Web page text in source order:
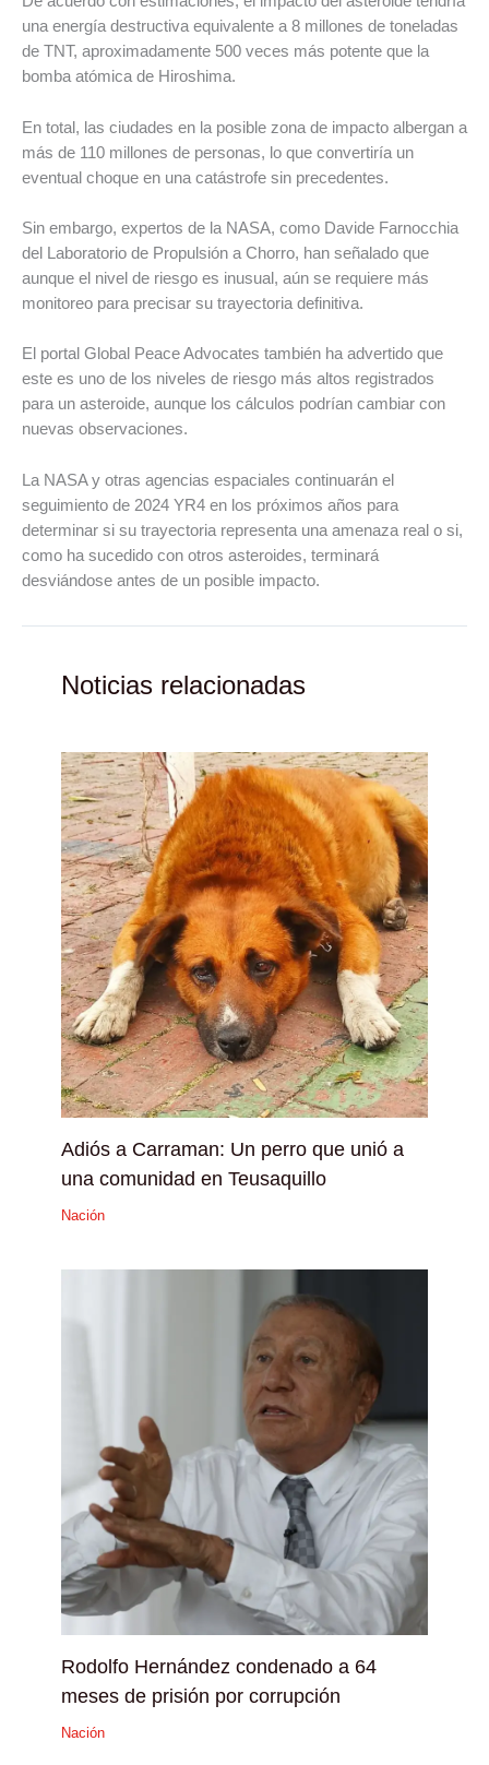
una energía destructiva equivalente a 8 millones de toneladas
de TNT, aproximadamente 500 veces más potente que la
bomba atómica de Hiroshima.
En total, las ciudades en la posible zona de impacto albergan a
más de 110 millones de personas, lo que convertiría un
eventual choque en una catástrofe sin precedentes.
Sin embargo, expertos de la NASA, como Davide Farnocchia
del Laboratorio de Propulsión a Chorro, han señalado que
aunque el nivel de riesgo es inusual, aún se requiere más
monitoreo para precisar su trayectoria definitiva.
El portal Global Peace Advocates también ha advertido que
este es uno de los niveles de riesgo más altos registrados
para un asteroide, aunque los cálculos podrían cambiar con
nuevas observaciones.
La NASA y otras agencias espaciales continuarán el
seguimiento de 2024 YR4 en los próximos años para
determinar si su trayectoria representa una amenaza real o si,
como ha sucedido con otros asteroides, terminará
desviándose antes de un posible impacto.
Noticias relacionadas
Adiós a Carraman: Un perro que unió a
una comunidad en Teusaquillo
Nación
Rodolfo Hernández condenado a 64
meses de prisión por corrupción
Nación